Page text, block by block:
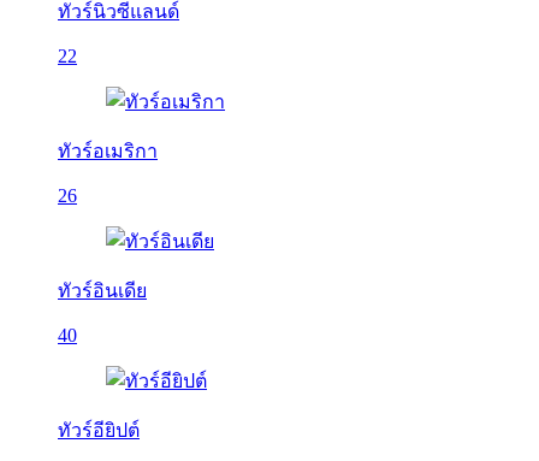
ทัวร์นิวซีแลนด์
22
ทัวร์อเมริกา
26
ทัวร์อินเดีย
40
ทัวร์อียิปต์